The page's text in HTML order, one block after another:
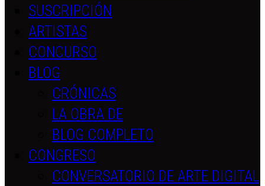
SUSCRIPCIÓN
ARTISTAS
CONCURSO
BLOG
CRÓNICAS
LA OBRA DE
BLOG COMPLETO
CONGRESO
CONVERSATORIO DE ARTE DIGITAL